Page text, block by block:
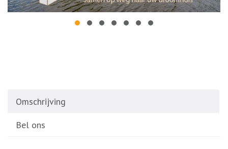
Omschrijving
Bel ons